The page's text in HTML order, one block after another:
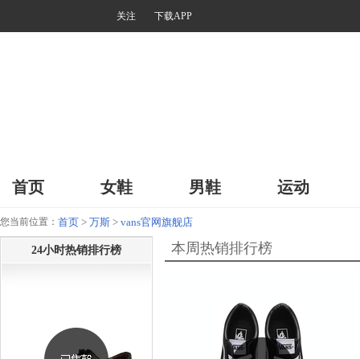
关注 下载APP
首页 女鞋 男鞋 运动
您当前位置： 首页 > 万斯 > vans官网旗舰店
24小时热销排行榜 本周热销排行榜